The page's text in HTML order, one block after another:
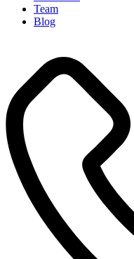
Team
Blog